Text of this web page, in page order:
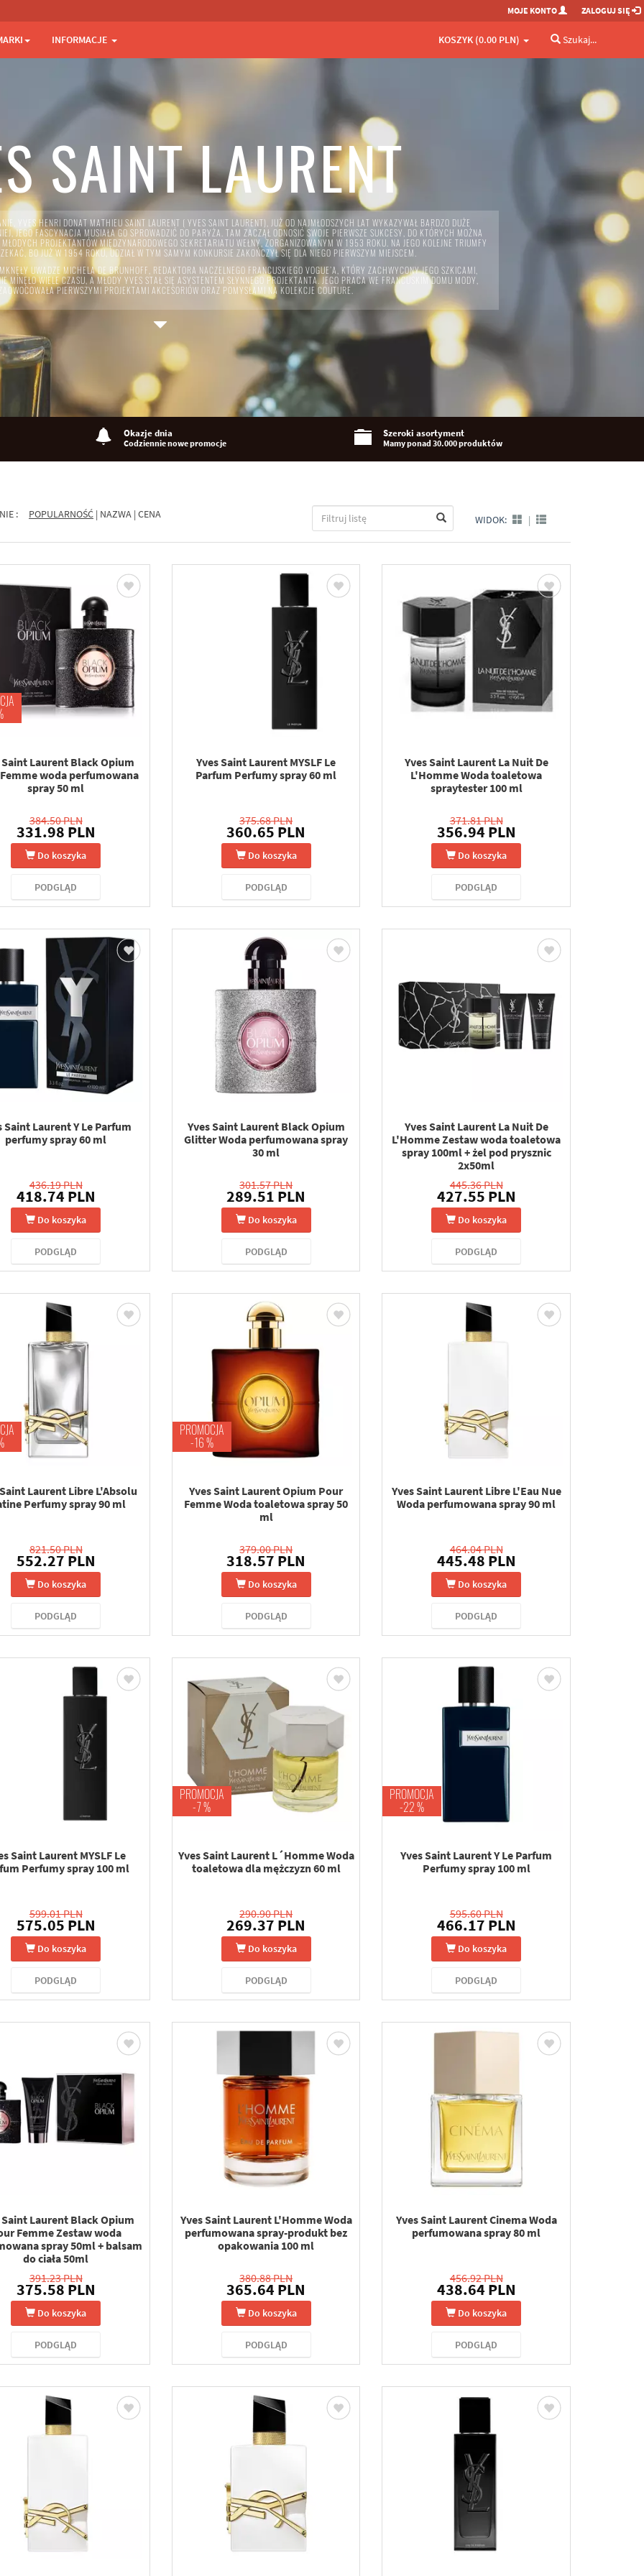
MOJE KONTO ZALOGUJ SIĘ
INFORMACJE KOSZYK (0.00 PLN) Szukaj...
Okazje dnia
Codziennie nowe promocje
Szeroki asortyment
Mamy ponad 30.000 produktów
SAINT LAURENT
YVES HENRI DONAT MATHIEU SAINT LAURENT ( YVES SAINT LAURENT), JUŻ OD NAJMŁODSZYCH LAT WYKAZYWAŁ BARDZO DUŻE
JEGO FASCYNACJA MUSIAŁA GO SPROWADZIĆ DO PARYŻA. TAM ZACZĄŁ ODNOSIĆ SWOJE PIERWSZE SUKCESY, DO KTÓRYCH MOŻNA
PROJEKTANTÓW MIĘDZYNARODOWEGO SEKRETARIATU WEŁNY, ZORGANIZOWANYM W 1953 ROKU. NA JEGO KOLEJNE TRIUMFY
BO JUŻ W 1954 ROKU, UDZIAŁ W TYM SAMYM KONKURSIE ZAKOŃCZYŁ SIĘ DLA NIEGO PIERWSZYM MIEJSCEM.
UWADZE MICHELA DE BRUNHOFF, REDAKTORA NACZELNEGO FRANCUSKIEGO VOGUE’A, KTÓRY ZACHWYCONY JEGO SZKICAMI,
MINĘŁO WIELE CZASU, A MŁODY YVES STAŁ SIĘ ASYSTENTEM SŁYNNEGO PROJEKTANTA. JEGO PRACA WE FRANCUSKIM DOMU MODY,
PIERWSZYMI PROJEKTAMI AKCESORIÓW ORAZ POMYSŁAMI NA KOLEKCJE COUTURE.
: POPULARNOŚĆ | NAZWA | CENA WIDOK: |
Saint Laurent Black Opium
woda perfumowana
spray 50 ml
384.50 PLN
331.98 PLN
Do koszyka
PODGLĄD
Yves Saint Laurent MYSLF Le
Parfum Perfumy spray 60 ml
375.68 PLN
360.65 PLN
Do koszyka
PODGLĄD
Yves Saint Laurent La Nuit De
L'Homme Woda toaletowa
spraytester 100 ml
371.81 PLN
356.94 PLN
Do koszyka
PODGLĄD
Saint Laurent Y Le Parfum
perfumy spray 60 ml
436.19 PLN
418.74 PLN
Do koszyka
PODGLĄD
Yves Saint Laurent Black Opium
Glitter Woda perfumowana spray
30 ml
301.57 PLN
289.51 PLN
Do koszyka
PODGLĄD
Yves Saint Laurent La Nuit De
L'Homme Zestaw woda toaletowa
spray 100ml + żel pod prysznic
2x50ml
445.36 PLN
427.55 PLN
Do koszyka
PODGLĄD
Laurent Libre L'Absolu
Perfumy spray 90 ml
821.50 PLN
552.27 PLN
Do koszyka
PODGLĄD
PROMOCJA
-16 %
Yves Saint Laurent Opium Pour
Femme Woda toaletowa spray 50
ml
379.00 PLN
318.57 PLN
Do koszyka
PODGLĄD
Yves Saint Laurent Libre L'Eau Nue
Woda perfumowana spray 90 ml
464.04 PLN
445.48 PLN
Do koszyka
PODGLĄD
Saint Laurent MYSLF Le
Perfumy spray 100 ml
599.01 PLN
575.05 PLN
Do koszyka
PODGLĄD
PROMOCJA
-7 %
Yves Saint Laurent L´Homme Woda
toaletowa dla mężczyzn 60 ml
290.90 PLN
269.37 PLN
Do koszyka
PODGLĄD
PROMOCJA
-22 %
Yves Saint Laurent Y Le Parfum
Perfumy spray 100 ml
595.60 PLN
466.17 PLN
Do koszyka
PODGLĄD
Saint Laurent Black Opium
Femme Zestaw woda
spray 50ml + balsam
do ciała 50ml
391.23 PLN
375.58 PLN
Do koszyka
PODGLĄD
Yves Saint Laurent L'Homme Woda
perfumowana spray-produkt bez
opakowania 100 ml
380.88 PLN
365.64 PLN
Do koszyka
PODGLĄD
Yves Saint Laurent Cinema Woda
perfumowana spray 80 ml
456.92 PLN
438.64 PLN
Do koszyka
PODGLĄD